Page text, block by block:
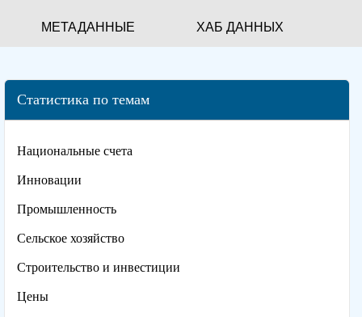
МЕТАДАННЫЕ ХАБ ДАННЫХ
Статистика по темам
Национальные счета
Инновации
Промышленность
Сельское хозяйство
Строительство и инвестиции
Цены